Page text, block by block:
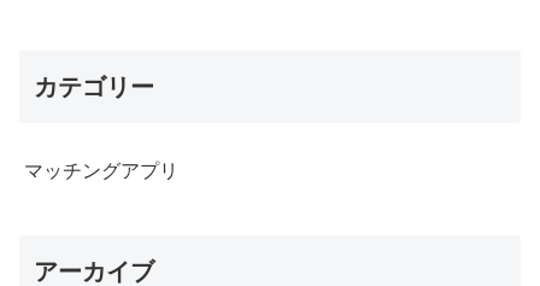
カテゴリー
マッチングアプリ
アーカイブ